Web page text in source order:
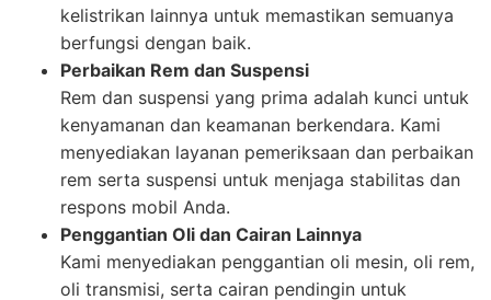
kelistrikan lainnya untuk memastikan semuanya
berfungsi dengan baik.
Perbaikan Rem dan Suspensi
Rem dan suspensi yang prima adalah kunci untuk
kenyamanan dan keamanan berkendara. Kami
menyediakan layanan pemeriksaan dan perbaikan
rem serta suspensi untuk menjaga stabilitas dan
respons mobil Anda.
Penggantian Oli dan Cairan Lainnya
Kami menyediakan penggantian oli mesin, oli rem,
oli transmisi, serta cairan pendingin untuk